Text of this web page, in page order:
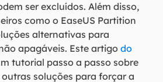
ser excluídos. Além disso,
como o EaseUS Partition
alternativas para
apagáveis. Este artigo do
tutorial passo a passo sobre
soluções para forçar a